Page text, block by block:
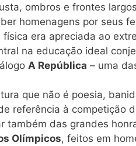
ombros e frontes
homenagens por seus
era apreciada ao
na educação ideal
A República – uma
que não é poesia,
referência à competição
também das grandes
Olímpicos, feitos em